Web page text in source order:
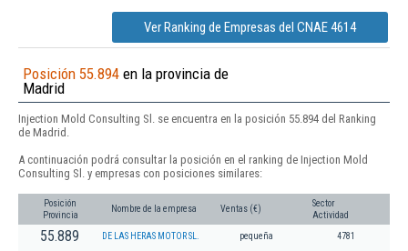
Ver Ranking de Empresas del CNAE 4614
Posición 55.894 en la provincia de
Madrid
Injection Mold Consulting Sl. se encuentra en la posición 55.894 del Ranking
de Madrid.
A continuación podrá consultar la posición en el ranking de Injection Mold
Consulting Sl. y empresas con posiciones similares:
Posición
Provincia
Nombre de la empresa Ventas (€)
Sector
Actividad
55.889 DE LAS HERAS MOTOR SL. pequeña 4781